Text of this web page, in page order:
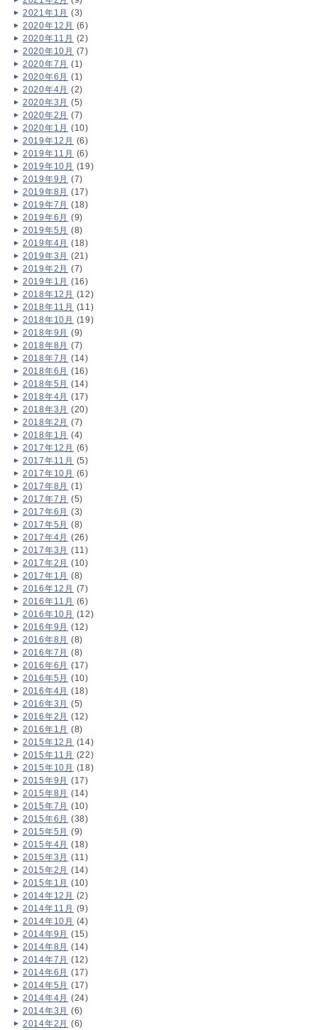
2021年1月 (3)
2020年12月 (6)
2020年11月 (2)
2020年10月 (7)
2020年7月 (1)
2020年6月 (1)
2020年4月 (2)
2020年3月 (5)
2020年2月 (7)
2020年1月 (10)
2019年12月 (6)
2019年11月 (6)
2019年10月 (19)
2019年9月 (7)
2019年8月 (17)
2019年7月 (18)
2019年6月 (9)
2019年5月 (8)
2019年4月 (18)
2019年3月 (21)
2019年2月 (7)
2019年1月 (16)
2018年12月 (12)
2018年11月 (11)
2018年10月 (19)
2018年9月 (9)
2018年8月 (7)
2018年7月 (14)
2018年6月 (16)
2018年5月 (14)
2018年4月 (17)
2018年3月 (20)
2018年2月 (7)
2018年1月 (4)
2017年12月 (6)
2017年11月 (5)
2017年10月 (6)
2017年8月 (1)
2017年7月 (5)
2017年6月 (3)
2017年5月 (8)
2017年4月 (26)
2017年3月 (11)
2017年2月 (10)
2017年1月 (8)
2016年12月 (7)
2016年11月 (6)
2016年10月 (12)
2016年9月 (12)
2016年8月 (8)
2016年7月 (8)
2016年6月 (17)
2016年5月 (10)
2016年4月 (18)
2016年3月 (5)
2016年2月 (12)
2016年1月 (8)
2015年12月 (14)
2015年11月 (22)
2015年10月 (18)
2015年9月 (17)
2015年8月 (14)
2015年7月 (10)
2015年6月 (38)
2015年5月 (9)
2015年4月 (18)
2015年3月 (11)
2015年2月 (14)
2015年1月 (10)
2014年12月 (2)
2014年11月 (9)
2014年10月 (4)
2014年9月 (15)
2014年8月 (14)
2014年7月 (12)
2014年6月 (17)
2014年5月 (17)
2014年4月 (24)
2014年3月 (6)
2014年2月 (6)